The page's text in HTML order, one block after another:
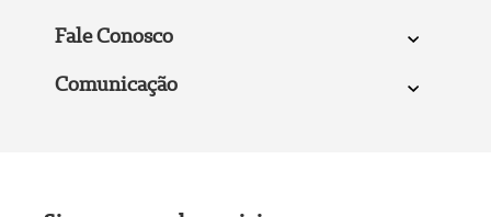
Fale Conosco
Comunicação